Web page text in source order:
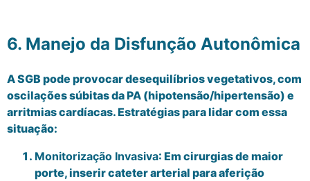
6. Manejo da Disfunção Autonômica
A SGB pode provocar desequilíbrios vegetativos, com
oscilações súbitas da PA (hipotensão/hipertensão) e
arritmias cardíacas. Estratégias para lidar com essa
situação:
Monitorização Invasiva: Em cirurgias de maior
porte, inserir cateter arterial para aferição